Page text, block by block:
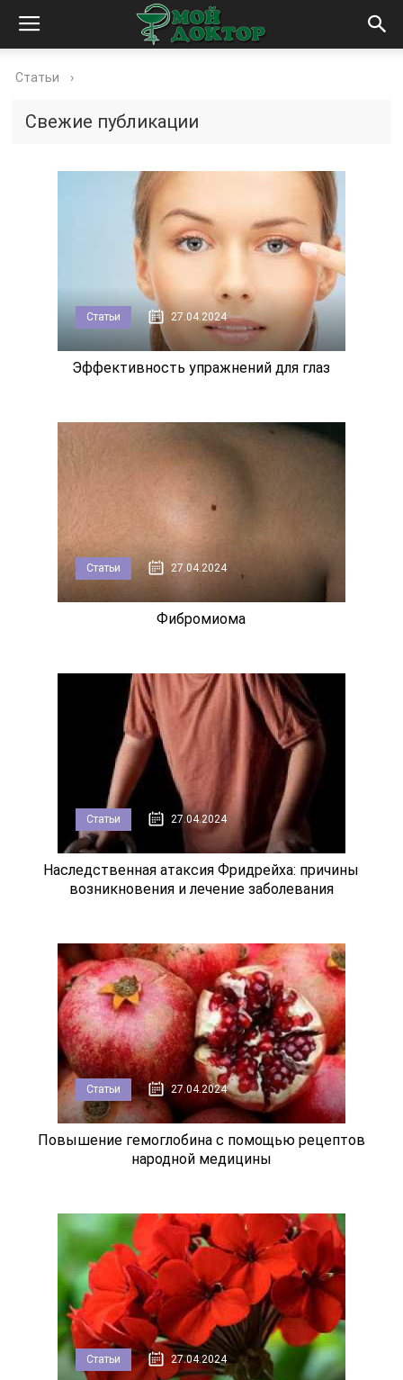
Статьи ›
Свежие публикации
Статьи 27.04.2024
Эффективность упражнений для глаз
Статьи 27.04.2024
Фибромиома
Статьи 27.04.2024
Наследственная атаксия Фридрейха: причины
возникновения и лечение заболевания
Статьи 27.04.2024
Повышение гемоглобина с помощью рецептов
народной медицины
Статьи 27.04.2024